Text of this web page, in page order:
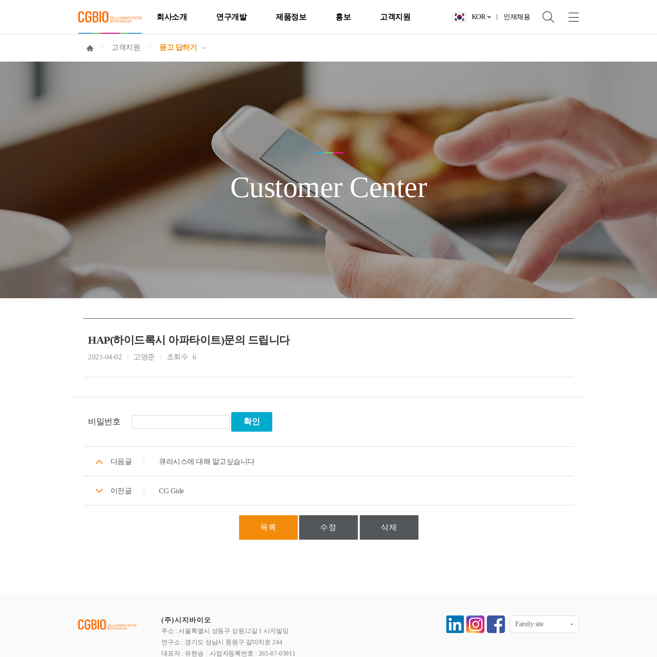
회사소개 연구개발 제품정보 홍보 고객지원 KOR 인재채용
고객지원 묻고 답하기
Customer Center
HAP(하이드록시 아파타이트)문의 드립니다
2021-04-02 고영준 조회수 6
비밀번호
다음글 큐라시스에 대해 알고싶습니다
이전글 CG Gide
목록 수정 삭제
(주)시지바이오
주소 : 서울특별시 성동구 상원12길 1 시지빌딩
연구소 : 경기도 성남시 중원구 갈마치로 244
대표자 : 유현승
사업자등록번호 : 265-87-03911
Family site